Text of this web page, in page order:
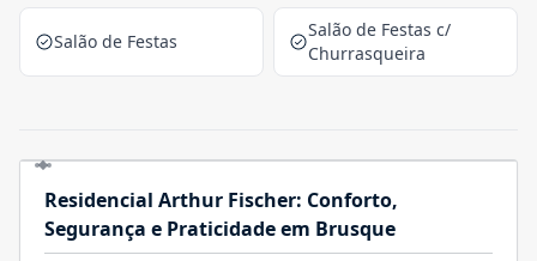
Salão de Festas
Salão de Festas c/
Churrasqueira
Residencial Arthur Fischer: Conforto,
Segurança e Praticidade em Brusque